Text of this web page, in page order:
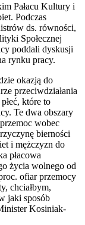
Pałacu Kultury i
Podczas
ds. równości,
Społecznej
poddali dyskusji
rynku pracy.
okazją do
przeciwdziałania
które to
Te dwa obszary
wobec
bierności
i mężczyzn do
płacowa
życia wolnego od
ofiar przemocy
chciałbym,
jaki sposób
Kosiniak-